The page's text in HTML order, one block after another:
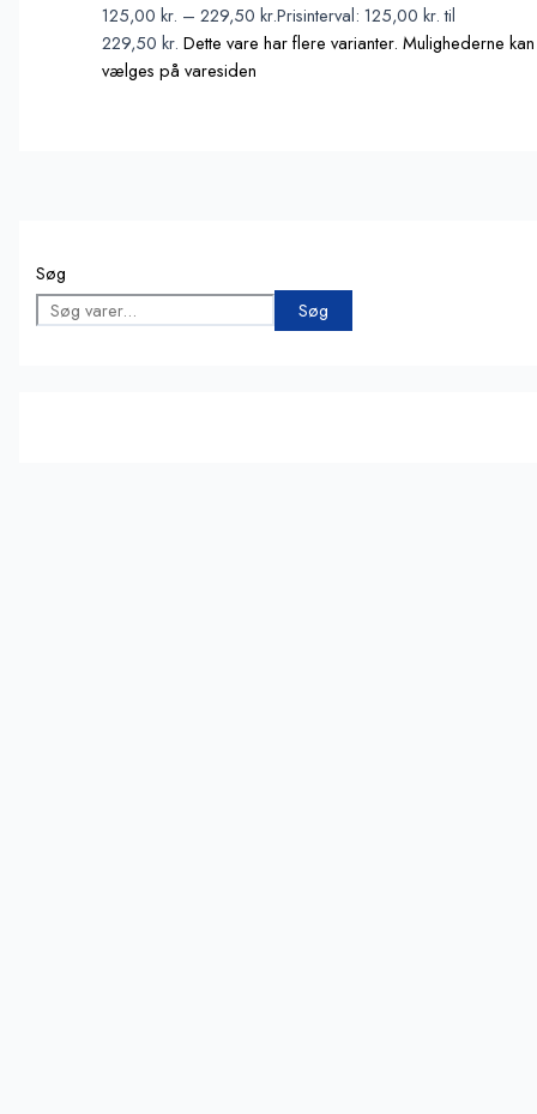
Søg
Søg
125,00kr. – 229,50kr.Prisinterval: 125,00 kr. til
229,50 kr. Dette vare har flere varianter. Mulighederne kan
vælges på varesiden